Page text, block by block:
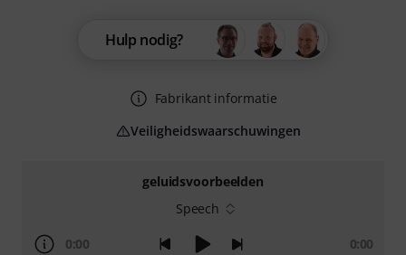
geluidsvoorbeelden
Speech
0:00 0:00
Hulp nodig?
Fabrikant informatie
Veiligheidswaarschuwingen